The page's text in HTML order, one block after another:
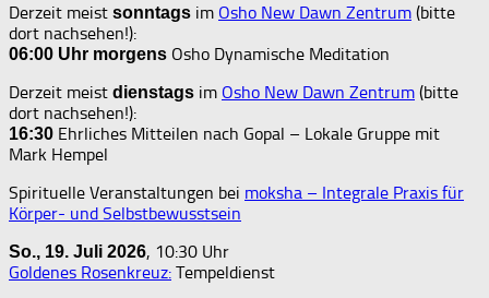
Derzeit meist sonntags im Osho New Dawn Zentrum (bitte
dort nachsehen!):
06:00 Uhr morgens Osho Dynamische Meditation
Derzeit meist dienstags im Osho New Dawn Zentrum (bitte
dort nachsehen!):
16:30 Ehrliches Mitteilen nach Gopal – Lokale Gruppe mit
Mark Hempel
Spirituelle Veranstaltungen bei moksha – Integrale Praxis für
Körper- und Selbstbewusstsein
So., 19. Juli 2026, 10:30 Uhr
Goldenes Rosenkreuz: Tempeldienst